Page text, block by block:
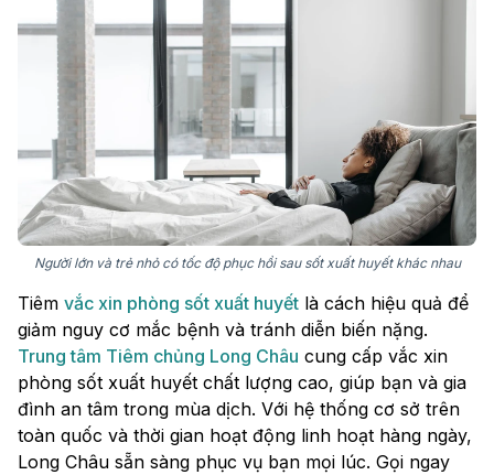
Người lớn và trẻ nhỏ có tốc độ phục hồi sau sốt xuất huyết khác nhau
Tiêm vắc xin phòng sốt xuất huyết là cách hiệu quả để
giảm nguy cơ mắc bệnh và tránh diễn biến nặng.
Trung tâm Tiêm chủng Long Châu cung cấp vắc xin
phòng sốt xuất huyết chất lượng cao, giúp bạn và gia
đình an tâm trong mùa dịch. Với hệ thống cơ sở trên
toàn quốc và thời gian hoạt động linh hoạt hàng ngày,
Long Châu sẵn sàng phục vụ bạn mọi lúc. Gọi ngay